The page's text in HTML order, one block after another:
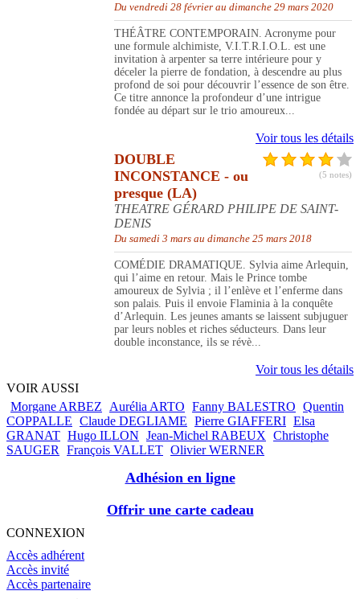
Du vendredi 28 février au dimanche 29 mars 2020
THÉÂTRE CONTEMPORAIN. Acronyme pour
une formule alchimiste, V.I.T.R.I.O.L. est une
invitation à arpenter sa terre intérieure pour y
déceler la pierre de fondation, à descendre au plus
profond de soi pour découvrir l’essence de son être.
Ce titre annonce la profondeur d’une intrigue
fondée au départ sur le trio amoureux...
Voir tous les détails
(5 notes)
DOUBLE
INCONSTANCE - ou
presque (LA)
THEATRE GÉRARD PHILIPE DE SAINT-
DENIS
Du samedi 3 mars au dimanche 25 mars 2018
COMÉDIE DRAMATIQUE. Sylvia aime Arlequin,
qui l’aime en retour. Mais le Prince tombe
amoureux de Sylvia ; il l’enlève et l’enferme dans
son palais. Puis il envoie Flaminia à la conquête
d’Arlequin. Les jeunes amants se laissent subjuguer
par leurs nobles et riches séducteurs. Dans leur
double inconstance, ils se révè...
Voir tous les détails
VOIR AUSSI
Morgane ARBEZ
Aurélia ARTO Fanny BALESTRO Quentin
COPPALLE Claude DEGLIAME Pierre GIAFFERI Elsa
GRANAT Hugo ILLON Jean-Michel RABEUX Christophe
SAUGER
François VALLET Olivier WERNER
Adhésion en ligne
Offrir une carte cadeau
CONNEXION
Accès adhérent
Accès invité
Accès partenaire